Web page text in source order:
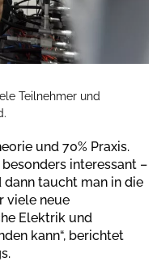
Teilnehmer und
und 70% Praxis.
interessant –
taucht man in die
viele neue
Elektrik und
kann“, berichtet